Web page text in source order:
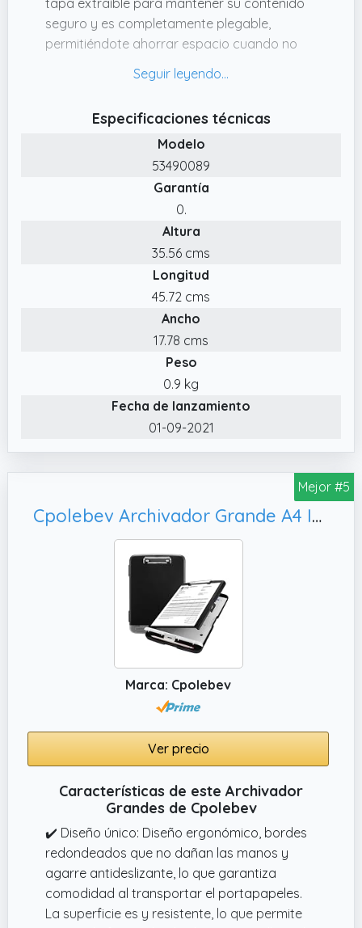
seguro y es completamente plegable,
permitiéndote ahorrar espacio cuando no
P): 369 x 200 x 482 mm, 1280g, Gris Terciopelo,
Gama Cosy, Embalaje de Cartón, 53490089
✔️ Caja de almacenaje rápida y fácil de
montar simplemente plegando y asegurando
mediante presión; también cuenta con
prácticos orificios de agarre rojos para
facilitar su transporte
✔️ Caja grande de almacenamiento plegable
con tapa, diseñada para guardar archivos y
otros artículos de tamaño A3, e ideal para
almacenar y transportar un portátil o
Especificaciones técnicas
Modelo
53490089
Garantía
0.
Altura
35.56 cms
Longitud
45.72 cms
Ancho
17.78 cms
Peso
0.9 kg
Fecha de lanzamiento
01-09-2021
Mejor #5
Cpolebev Archivador Grande A4 Impermeable con Ranura para Bolígrafo, Almacenamiento de Archivos de Datos con Clip para Pizarra de Escritura para Oficina.
Marca: Cpolebev
Ver precio
Características de este Archivador
Grandes de Cpolebev
✔️ Diseño único: Diseño ergonómico, bordes
redondeados que no dañan las manos y
agarre antideslizante, lo que garantiza
comodidad al transportar el portapapeles.
La superficie es y resistente, lo que permite